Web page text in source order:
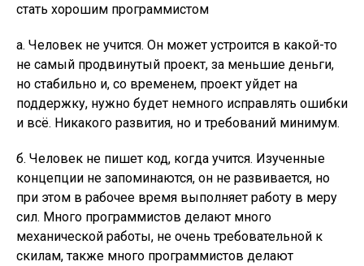
стать хорошим программистом
а. Человек не учится. Он может устроится в какой-то
не самый продвинутый проект, за меньшие деньги,
но стабильно и, со временем, проект уйдет на
поддержку, нужно будет немного исправлять ошибки
и всё. Никакого развития, но и требований минимум.
б. Человек не пишет код, когда учится. Изученные
концепции не запоминаются, он не развивается, но
при этом в рабочее время выполняет работу в меру
сил. Много программистов делают много
механической работы, не очень требовательной к
скилам, также много программистов делают